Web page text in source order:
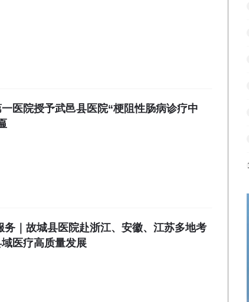
医院授予武邑县医院“梗阻性肠病诊疗中
务｜故城县医院赴浙江、安徽、江苏多地考
医疗高质量发展